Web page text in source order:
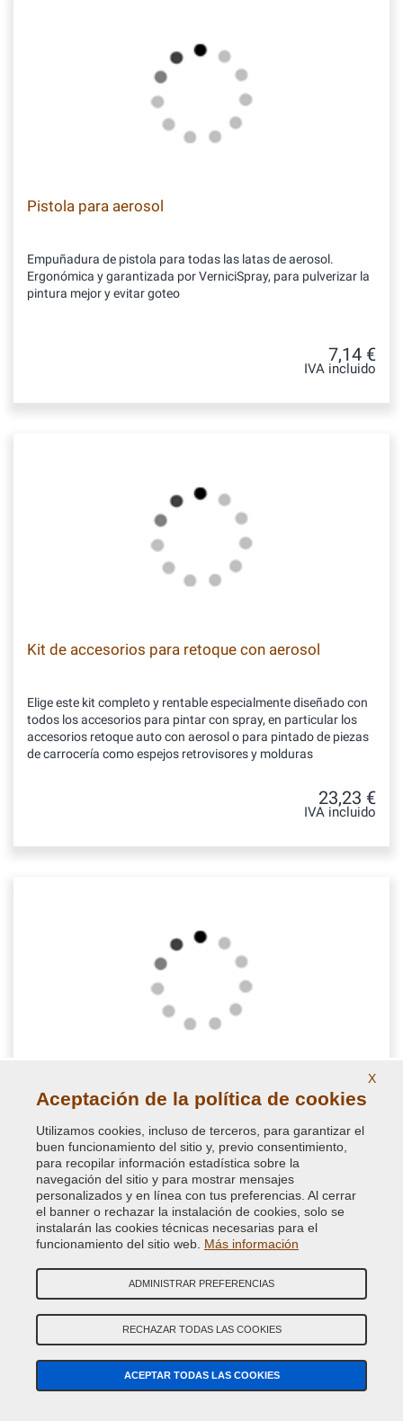
Pistola para aerosol
Empuñadura de pistola para todas las latas de aerosol.
Ergonómica y garantizada por VerniciSpray, para pulverizar la
pintura mejor y evitar goteo
7,14 €
IVA incluido
Kit de accesorios para retoque con aerosol
Elige este kit completo y rentable especialmente diseñado con
todos los accesorios para pintar con spray, en particular los
accesorios retoque auto con aerosol o para pintado de piezas
de carrocería como espejos retrovisores y molduras
23,23 €
IVA incluido
Scotch Brite Rojo - Grano Fino
Tampón abrasivo de grano fino, ideal para matizar las
superficies antes de pintar cuando están en buenas
condiciones y no necesitan un lijado más profundo
X
Aceptación de la política de cookies
Utilizamos cookies, incluso de terceros, para garantizar el
buen funcionamiento del sitio y, previo consentimiento,
para recopilar información estadística sobre la
navegación del sitio y para mostrar mensajes
personalizados y en línea con tus preferencias. Al cerrar
el banner o rechazar la instalación de cookies, solo se
instalarán las cookies técnicas necesarias para el
funcionamiento del sitio web. Más información
ADMINISTRAR PREFERENCIAS
RECHAZAR TODAS LAS COOKIES
ACEPTAR TODAS LAS COOKIES